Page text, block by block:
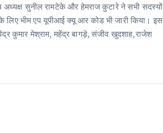
सुनील रामटेके और हेमराज कुटारे ने सभी सदस्यों
भीम एप यूपीआई क्यू आर कोड भी जारी किया। इस
मेश्राम, महेंद्र बागड़े, संजीव खुदशाह,राजेश